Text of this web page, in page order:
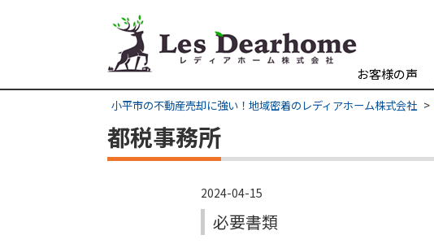
お客様の声
小平市の不動産売却に強い！地域密着のレディアホーム株式会社
都税事務所
2024-04-15
必要書類